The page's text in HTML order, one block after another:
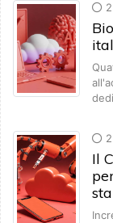
2
2
Il